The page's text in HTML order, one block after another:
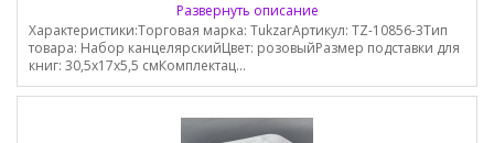
Развернуть описание
Характеристики:Торговая марка: TukzarАртикул: TZ-10856-3Тип
товара: Набор канцелярскийЦвет: розовыйРазмер подставки для
книг: 30,5х17х5,5 смКомплектац...